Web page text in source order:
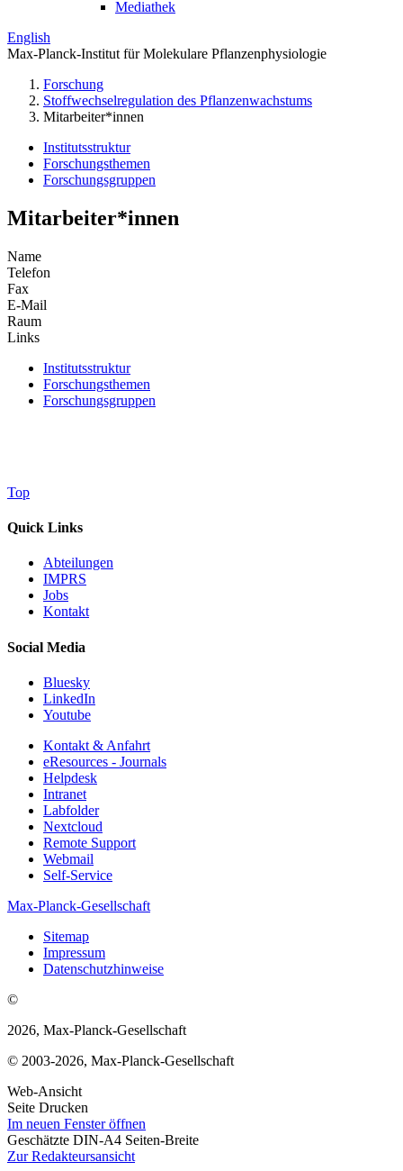
Mediathek
English
Max-Planck-Institut für Molekulare Pflanzenphysiologie
Forschung
Stoffwechselregulation des Pflanzenwachstums
Mitarbeiter*innen
Institutsstruktur
Forschungsthemen
Forschungsgruppen
Mitarbeiter*innen
Name
Telefon
Fax
E-Mail
Raum
Links
Institutsstruktur
Forschungsthemen
Forschungsgruppen
Top
Quick Links
Abteilungen
IMPRS
Jobs
Kontakt
Social Media
Bluesky
LinkedIn
Youtube
Kontakt & Anfahrt
eResources - Journals
Helpdesk
Intranet
Labfolder
Nextcloud
Remote Support
Webmail
Self-Service
Max-Planck-Gesellschaft
Sitemap
Impressum
Datenschutzhinweise
©
2026, Max-Planck-Gesellschaft
© 2003-2026, Max-Planck-Gesellschaft
Web-Ansicht
Seite Drucken
Im neuen Fenster öffnen
Geschätzte DIN-A4 Seiten-Breite
Zur Redakteursansicht